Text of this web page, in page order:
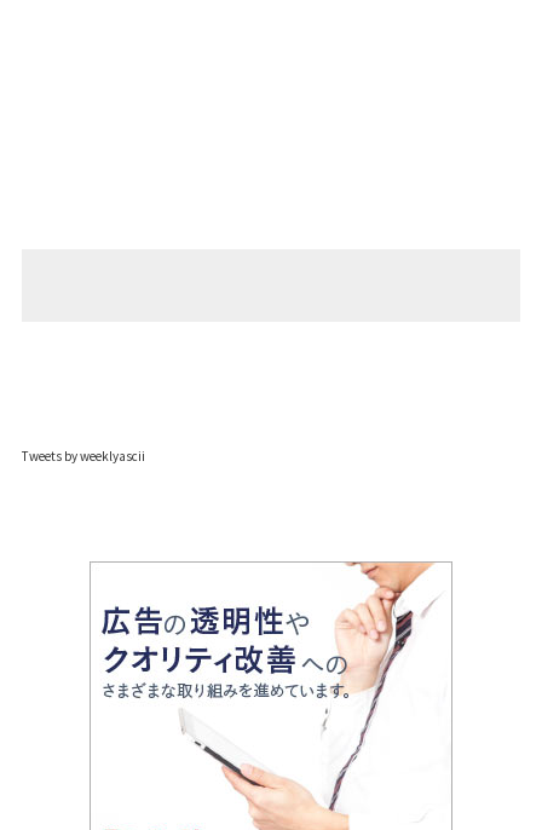
Tweets by weeklyascii